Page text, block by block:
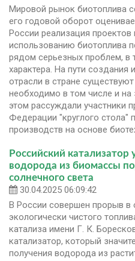
Мировой рынок биотоплива
его годовой оборот
России реализация проектов
использованию биотоплива
рядом серьезных проблем, в
характера. На пути создания
отрасли в стране
необходимо в том числе и
этом рассуждали участники
Федерации "круглого
производств на основе
Российский катализатор
водорода из биомассы
солнечного света
30.04.2025 06:09:42
В России совершен прорыв в
экологически чистого
катализа имени Г. К.
катализатор, который
получения водорода из